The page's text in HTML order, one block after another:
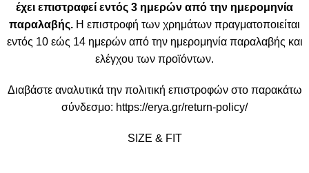
έχει επιστραφεί εντός 3 ημερών από την ημερομηνία
παραλαβής. Η επιστροφή των χρημάτων πραγματοποιείται
εντός 10 εώς 14 ημερών από την ημερομηνία παραλαβής και
ελέγχου των προϊόντων.
Διαβάστε αναλυτικά την πολιτική επιστροφών στο παρακάτω
σύνδεσμο: https://erya.gr/return-policy/
SIZE & FIT